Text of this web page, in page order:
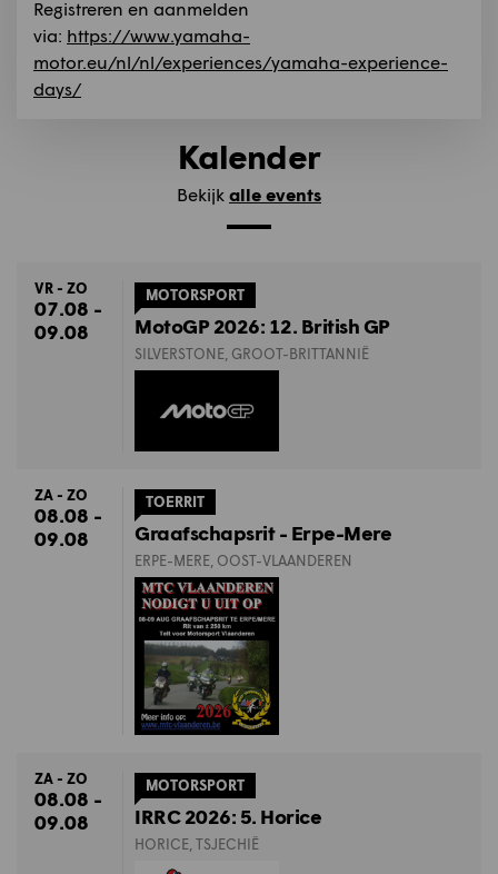
Registreren en aanmelden
via: https://www.yamaha-
motor.eu/nl/nl/experiences/yamaha-experience-
days/
Kalender
Bekijk alle events
VR - ZO
07.08 -
09.08
MOTORSPORT
MotoGP 2026: 12. British GP
SILVERSTONE, GROOT-BRITTANNIË
ZA - ZO
08.08 -
09.08
TOERRIT
Graafschapsrit - Erpe-Mere
ERPE-MERE, OOST-VLAANDEREN
ZA - ZO
08.08 -
09.08
MOTORSPORT
IRRC 2026: 5. Horice
HORICE, TSJECHIË